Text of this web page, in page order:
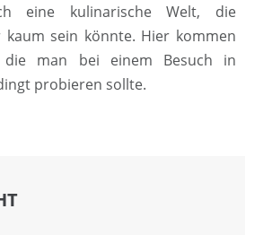
eine kulinarische Welt, die
kaum sein könnte. Hier kommen
die man bei einem Besuch in
probieren sollte.